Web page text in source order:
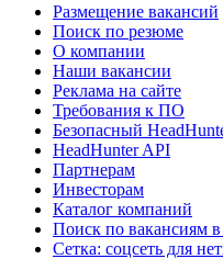
Размещение вакансий
Поиск по резюме
О компании
Наши вакансии
Реклама на сайте
Требования к ПО
Безопасный
HeadHunter API
Партнерам
Инвесторам
Каталог компаний
Поиск по вакансиям
Сетка: соцсеть для